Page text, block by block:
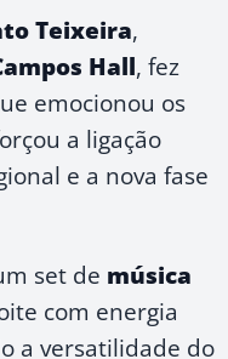
Teixeira,
Hall, fez
emocionou os
a ligação
e a nova fase
set de música
com energia
a versatilidade do